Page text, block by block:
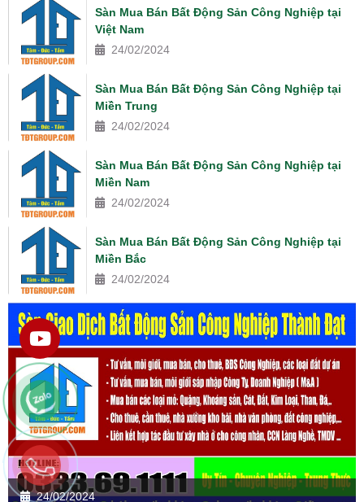
Sàn Mua Bán Bất Động Sản Công Nghiệp tại
Việt Nam
24/02/2024
Sàn Mua Bán Bất Động Sản Công Nghiệp tại
Miền Trung
24/02/2024
Sàn Mua Bán Bất Động Sản Công Nghiệp tại
Miền Nam
24/02/2024
Sàn Mua Bán Bất Động Sản Công Nghiệp tại
Miền Bắc
24/02/2024
24/02/2024